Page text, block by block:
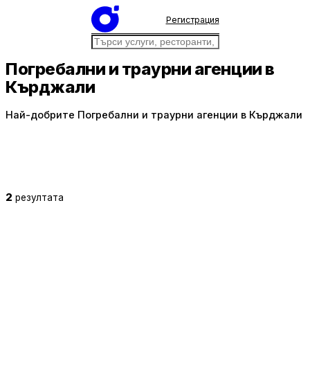
Регистрация
Погребални и траурни агенции в
Кърджали
Най-добрите Погребални и траурни агенции в Кърджали
2 резултата